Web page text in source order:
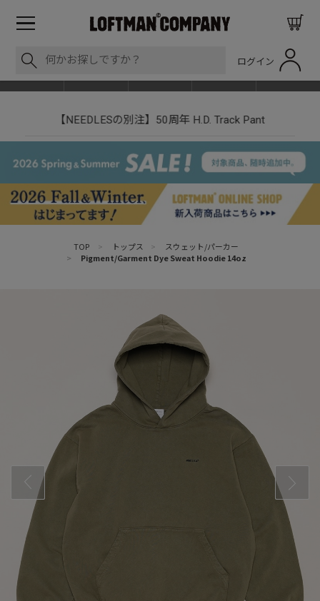
ログイン
【NEEDLESの別注】50周年 H.D. Track Pant
TOP > トップス >
スウェット/パーカー
>
Pigment/Garment Dye Sweat Hoodie 14oz